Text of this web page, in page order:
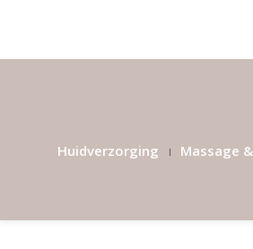
Huidverzorging Massage